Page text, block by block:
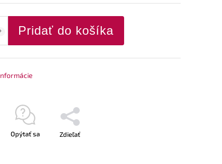
Pridať do košíka
Opýtať sa Zdieľať